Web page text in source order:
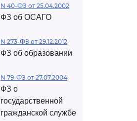
N 40-ФЗ от 25.04.2002
ФЗ об ОСАГО
N 273-ФЗ от 29.12.2012
ФЗ об образовании
N 79-ФЗ от 27.07.2004
ФЗ о
государственной
гражданской службе